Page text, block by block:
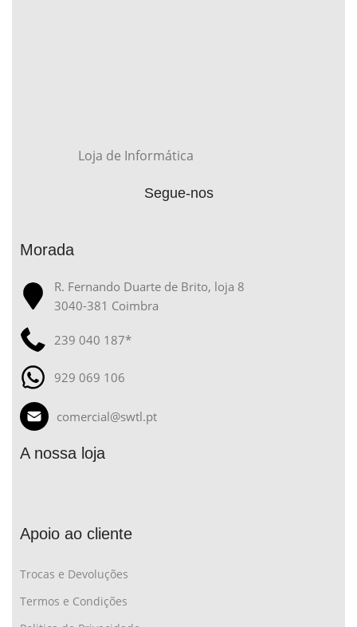
Loja de Informática
Segue-nos
Morada
R. Fernando Duarte de Brito, loja 8
3040-381 Coimbra
239 040 187*
929 069 106
comercial@swtl.pt
A nossa loja
Apoio ao cliente
Trocas e Devoluções
Termos e Condições